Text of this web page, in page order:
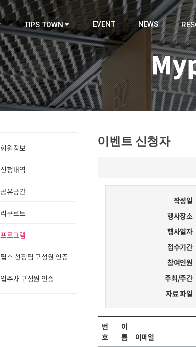
TIPS TOWN EVENT NEWS
이벤트 신청자
작성일
행사장소
행사일자
접수기간
참여인원
주최/주간
자료 파일
번
호
이
름
이메일
회원정보
신청내역
공유공간
리쿠르트
프로그램
팁스 선정팀 구성원 인증
입주사 구성원 인증